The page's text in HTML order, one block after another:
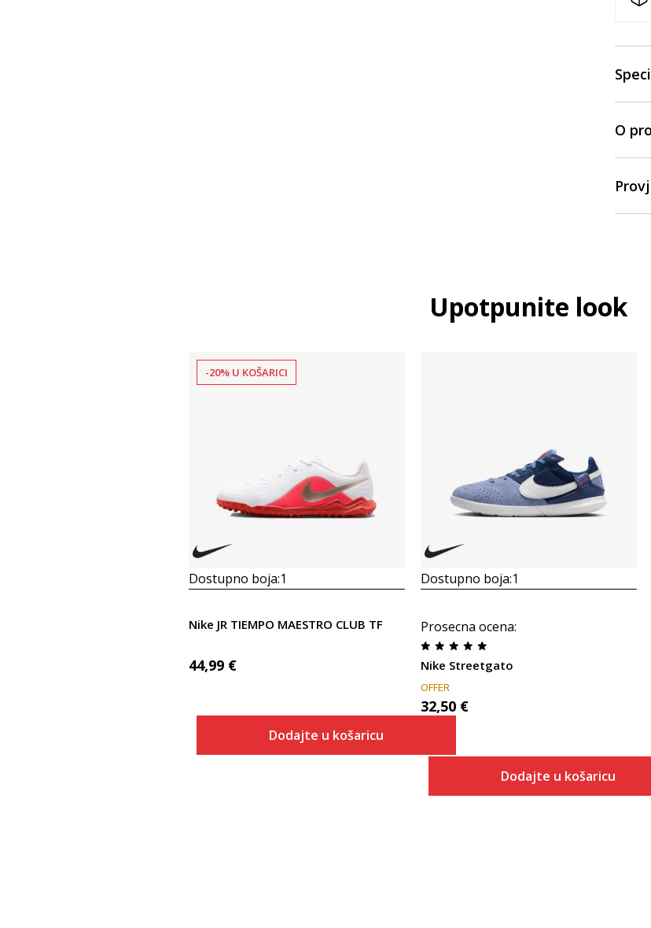
O
Upotpunite look
-20% U KOŠARICI
Dostupno boja:1
Nike JR TIEMPO MAESTRO CLUB TF
44,99 €
Dodajte u košaricu
Dostupno boja:1
Prosecna ocena:
Nike Streetgato
OFFER
32,50 €
Dodajte u košaricu